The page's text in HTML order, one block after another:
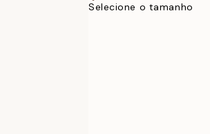
Selecione o tamanho